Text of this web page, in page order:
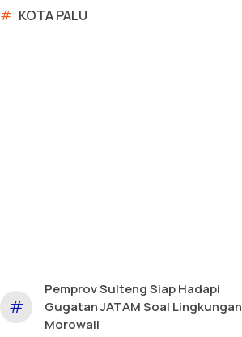
# KOTA PALU
#
Pemprov Sulteng Siap Hadapi
Gugatan JATAM Soal Lingkungan
Morowali